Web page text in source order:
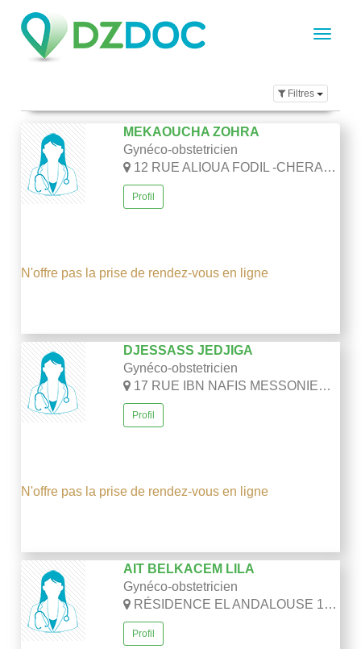
Filtres
MEKAOUCHA ZOHRA
Gynéco-obstetricien
12 RUE ALIOUA FODIL -CHERAGA-ALGER
Profil
N'offre pas la prise de rendez-vous en ligne
DJESSASS JEDJIGA
Gynéco-obstetricien
17 RUE IBN NAFIS MESSONIER -FARHAT BOUSSAD-ALGER
Profil
N'offre pas la prise de rendez-vous en ligne
AIT BELKACEM LILA
Gynéco-obstetricien
RÉSIDENCE EL ANDALOUSE 143 TEXRAINE -BIRKHADEM-ALGER
Profil